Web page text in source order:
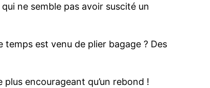
ne semble pas avoir suscité un
est venu de plier bagage ? Des
encourageant qu’un rebond !